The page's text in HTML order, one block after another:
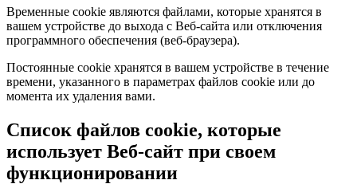
Временные cookie являются файлами, которые хранятся в
вашем устройстве до выхода с Веб-сайта или отключения
программного обеспечения (веб-браузера).
Постоянные cookie хранятся в вашем устройстве в течение
времени, указанного в параметрах файлов cookie или до
момента их удаления вами.
Список файлов cookie, которые
использует Веб-сайт при своем
функционировании